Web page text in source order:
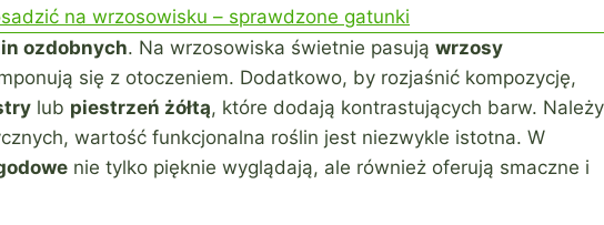
na wrzosowisku – sprawdzone gatunki
ozdobnych. Na wrzosowiska świetnie pasują wrzosy
się z otoczeniem. Dodatkowo, by rozjaśnić kompozycję,
lub piestrzeń żółtą, które dodają kontrastujących barw. Należy
wartość funkcjonalna roślin jest niezwykle istotna. W
nie tylko pięknie wyglądają, ale również oferują smaczne i